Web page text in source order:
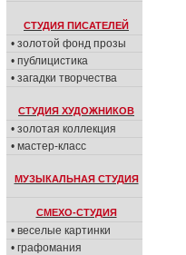
СТУДИЯ ПИСАТЕЛЕЙ
• золотой фонд прозы
• публицистика
• загадки творчества
СТУДИЯ ХУДОЖНИКОВ
• золотая коллекция
• мастер-класс
МУЗЫКАЛЬНАЯ СТУДИЯ
СМЕХО-СТУДИЯ
• веселые картинки
• графомания